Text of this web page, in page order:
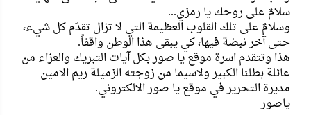
سلامٌ على روحك يا رمزي...
وسلامٌ على تلك القلوب العظيمة التي لا تزال تقدّم كل شيء،
حتى آخر نبضة فيها، كي يبقى هذا الوطن واقفاً.
هذا وتتقدم اسرة موقع يا صور بكل آيات التبريك والعزاء من
عائلة بطلنا الكبير ولاسيما من زوجته الزميلة ريم الامين
مديرة التحرير في موقع يا صور الالكتروني.
ياصور